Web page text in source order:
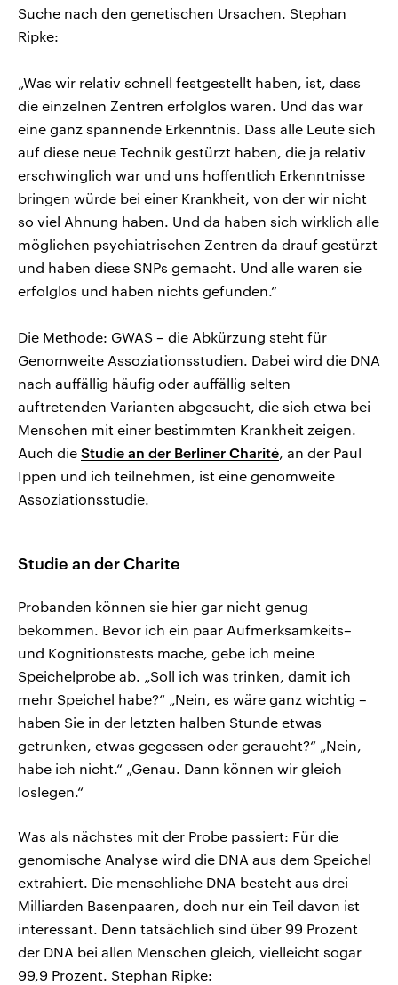
Suche nach den genetischen Ursachen. Stephan
Ripke:
„Was wir relativ schnell festgestellt haben, ist, dass
die einzelnen Zentren erfolglos waren. Und das war
eine ganz spannende Erkenntnis. Dass alle Leute sich
auf diese neue Technik gestürzt haben, die ja relativ
erschwinglich war und uns hoffentlich Erkenntnisse
bringen würde bei einer Krankheit, von der wir nicht
so viel Ahnung haben. Und da haben sich wirklich alle
möglichen psychiatrischen Zentren da drauf gestürzt
und haben diese SNPs gemacht. Und alle waren sie
erfolglos und haben nichts gefunden.“
Die Methode: GWAS – die Abkürzung steht für
Genomweite Assoziationsstudien. Dabei wird die DNA
nach auffällig häufig oder auffällig selten
auftretenden Varianten abgesucht, die sich etwa bei
Menschen mit einer bestimmten Krankheit zeigen.
Auch die Studie an der Berliner Charité, an der Paul
Ippen und ich teilnehmen, ist eine genomweite
Assoziationsstudie.
Studie an der Charite
Probanden können sie hier gar nicht genug
bekommen. Bevor ich ein paar Aufmerksamkeits–
und Kognitionstests mache, gebe ich meine
Speichelprobe ab. „Soll ich was trinken, damit ich
mehr Speichel habe?“ „Nein, es wäre ganz wichtig –
haben Sie in der letzten halben Stunde etwas
getrunken, etwas gegessen oder geraucht?“ „Nein,
habe ich nicht.“ „Genau. Dann können wir gleich
loslegen.“
Was als nächstes mit der Probe passiert: Für die
genomische Analyse wird die DNA aus dem Speichel
extrahiert. Die menschliche DNA besteht aus drei
Milliarden Basenpaaren, doch nur ein Teil davon ist
interessant. Denn tatsächlich sind über 99 Prozent
der DNA bei allen Menschen gleich, vielleicht sogar
99,9 Prozent. Stephan Ripke: